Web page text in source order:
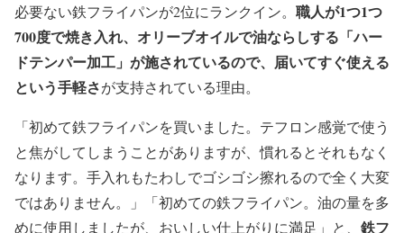
必要ない鉄フライパンが2位にランクイン。 職人が1つ1つ
700度で焼き入れ、オリーブオイルで油ならしする「ハー
ドテンパー加工」が施されているので、届いてすぐ使える
という手軽さが支持されている理由。
「初めて鉄フライパンを買いました。テフロン感覚で使う
と焦がしてしまうことがありますが、慣れるとそれもなく
なります。手入れもたわしでゴシゴシ擦れるので全く大変
ではありません。」「初めての鉄フライパン。油の量を多
めに使用しましたが、おいしい仕上がりに満足」と、 鉄フ